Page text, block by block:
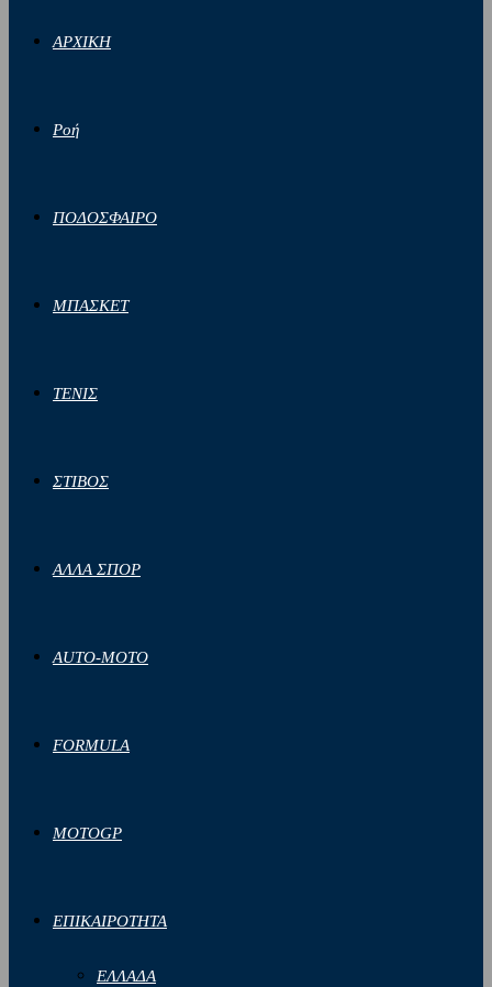
ΑΡΧΙΚΗ
Ροή
ΠΟΔΟΣΦΑΙΡΟ
ΜΠΑΣΚΕΤ
ΤΕΝΙΣ
ΣΤΙΒΟΣ
ΑΛΛΑ ΣΠΟΡ
AUTO-MOTO
FORMULA
MOTOGP
ΕΠΙΚΑΙΡΟΤΗΤΑ
ΕΛΛΑΔΑ